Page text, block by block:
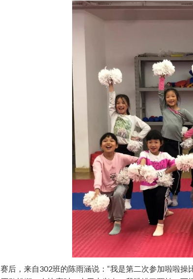
赛后，来自302班的陈雨涵说：“我是第二次参加啦啦